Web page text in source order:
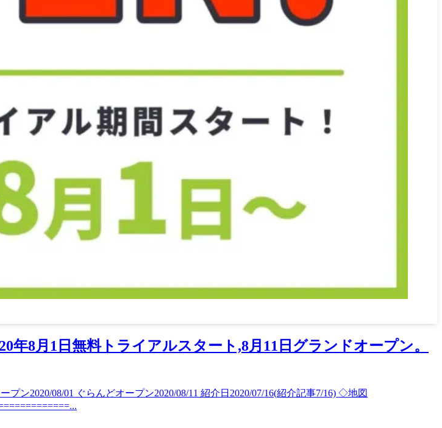
年8月1日無料トライアルスタート,8月11日グランドオープン。
ン2020/08/01 ぐらんどオープン2020/08/11 紹介日2020/07/16(紹介記事7/16) ◇地図